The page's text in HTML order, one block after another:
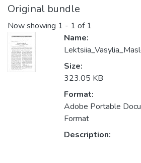
Original bundle
Now showing 1 - 1 of 1
Name:
Size:
323.05 KB
Format:
Adobe Portable
Format
Description: